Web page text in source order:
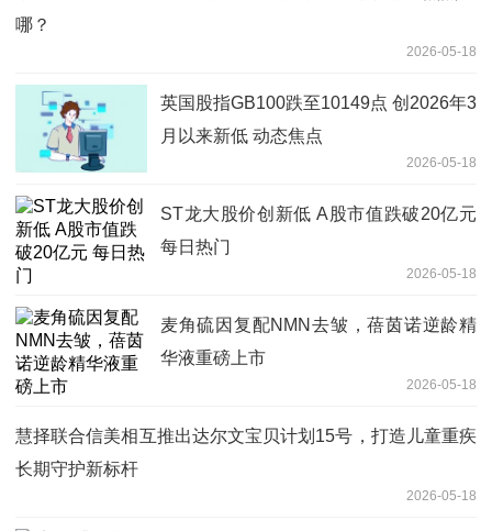
哪？
2026-05-18
英国股指GB100跌至10149点 创2026年3
月以来新低 动态焦点
2026-05-18
ST龙大股价创新低 A股市值跌破20亿元
每日热门
2026-05-18
麦角硫因复配NMN去皱，蓓茵诺逆龄精
华液重磅上市
2026-05-18
慧择联合信美相互推出达尔文宝贝计划15号，打造儿童重疾
长期守护新标杆
2026-05-18